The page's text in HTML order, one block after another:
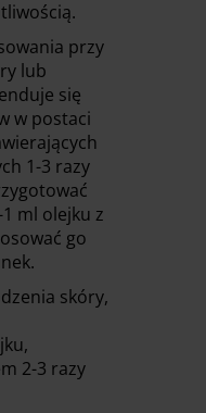
przy
lub
się
w postaci
1-3 razy
ml olejku z
go
skóry,
2-3 razy